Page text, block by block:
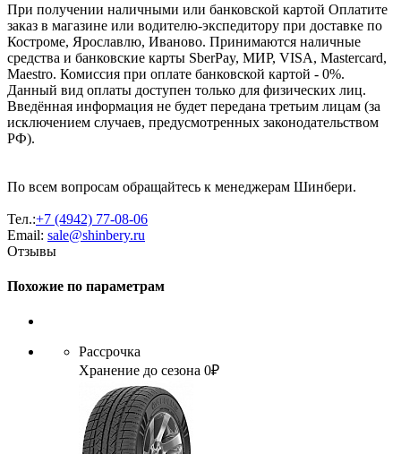
При получении наличными или банковской картой Оплатите
заказ в магазине или водителю-экспедитору при доставке по
Костроме, Ярославлю, Иваново. Принимаются наличные
средства и банковские карты SberPay, МИР, VISA, Mastercard,
Maestro. Комиссия при оплате банковской картой - 0%.
Данный вид оплаты доступен только для физических лиц.
Введённая информация не будет передана третьим лицам (за
исключением случаев, предусмотренных законодательством
РФ).
По всем вопросам обращайтесь к менеджерам Шинбери.
Тел.:+7 (4942) 77-08-06
Email: sale@shinbery.ru
Отзывы
Похожие по параметрам
Рассрочка
Хранение до сезона 0₽